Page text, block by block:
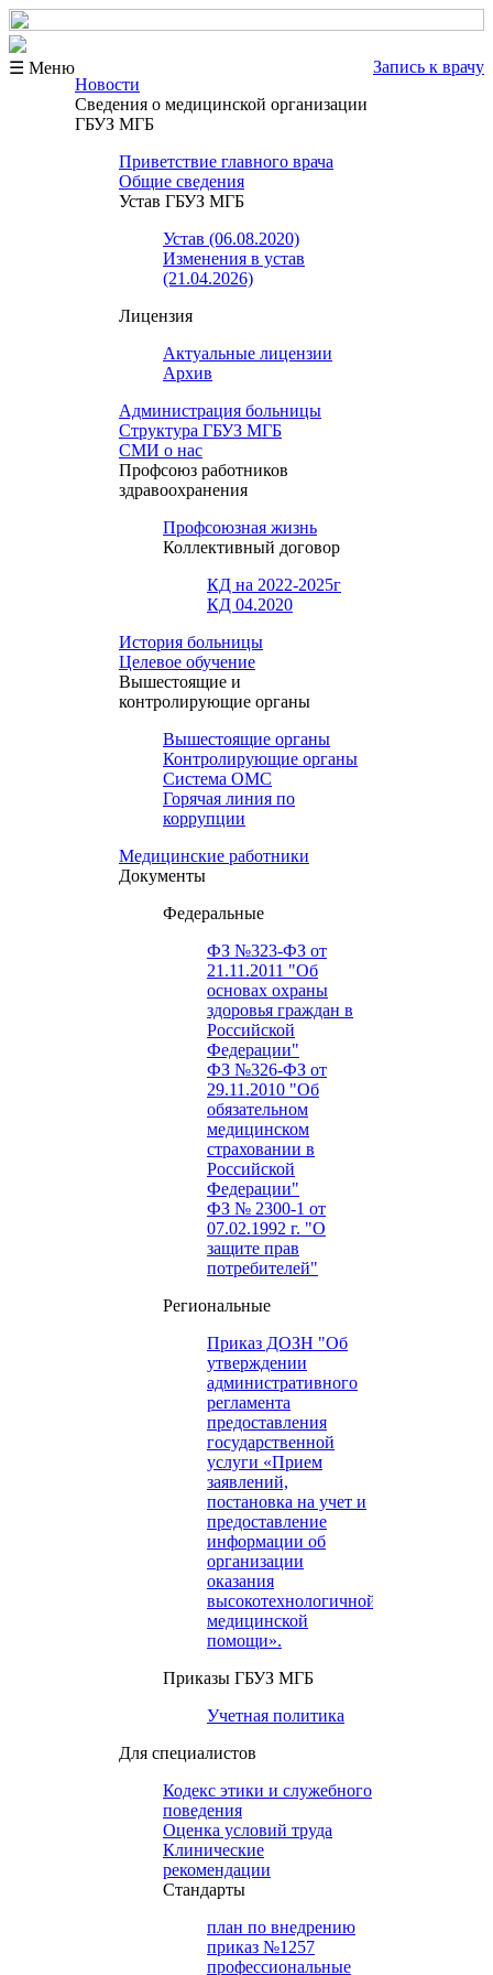
☰ Меню
Запись к врачу
Новости
Сведения о медицинской организации
ГБУЗ МГБ
Приветствие главного врача
Общие сведения
Устав ГБУЗ МГБ
Устав (06.08.2020)
Изменения в устав
(21.04.2026)
Лицензия
Актуальные лицензии
Архив
Администрация больницы
Структура ГБУЗ МГБ
СМИ о нас
Профсоюз работников
здравоохранения
Профсоюзная жизнь
Коллективный договор
КД на 2022-2025г
КД 04.2020
История больницы
Целевое обучение
Вышестоящие и
контролирующие органы
Вышестоящие органы
Контролирующие органы
Система ОМС
Горячая линия по
коррупции
Медицинские работники
Документы
Федеральные
ФЗ №323-ФЗ от
21.11.2011 "Об
основах охраны
здоровья граждан в
Российской
Федерации"
ФЗ №326-ФЗ от
29.11.2010 "Об
обязательном
медицинском
страховании в
Российской
Федерации"
ФЗ № 2300-1 от
07.02.1992 г. "О
защите прав
потребителей"
Региональные
Приказ ДОЗН "Об
утверждении
административного
регламента
предоставления
государственной
услуги «Прием
заявлений,
постановка на учет и
предоставление
информации об
организации
оказания
высокотехнологичной
медицинской
помощи».
Приказы ГБУЗ МГБ
Учетная политика
Для специалистов
Кодекс этики и служебного
поведения
Оценка условий труда
Клинические
рекомендации
Cтандарты
план по внедрению
приказ №1257
профессиональные